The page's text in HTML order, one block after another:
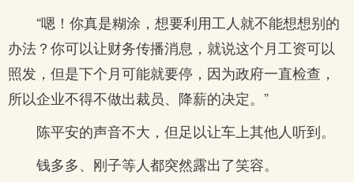
“嗯！你真是糊涂，想要利用工人就不能想想别的
办法？你可以让财务传播消息，就说这个月工资可以
照发，但是下个月可能就要停，因为政府一直检查，
所以企业不得不做出裁员、降薪的决定。”
陈平安的声音不大，但足以让车上其他人听到。
钱多多、刚子等人都突然露出了笑容。